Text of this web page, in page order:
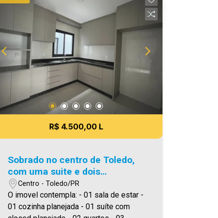
Área privativa 109,65m² Área total
A hora de encontrar o seu novo lar É
AGORA! Imobiliária Ativa, sinta-se em
casa!
R$ 4.500,00 L
Sobrado no centro de Toledo,
com uma suite e dois
dormitórios
Centro - Toledo/PR
O imovel contempla: - 01 sala de estar -
01 cozinha planejada - 01 suíte com